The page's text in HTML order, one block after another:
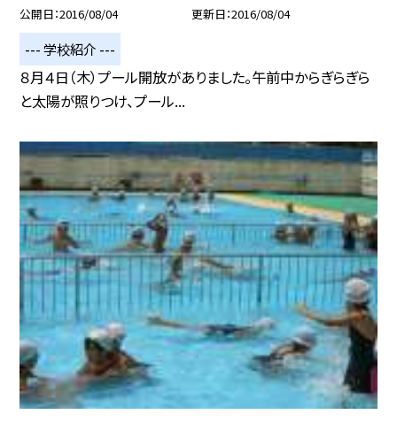
公開日 2016/08/04 更新日 2016/08/04
--- 学校紹介 ---
８月４日（木）プール開放がありました。午前中からぎらぎら
と太陽が照りつけ、プール...